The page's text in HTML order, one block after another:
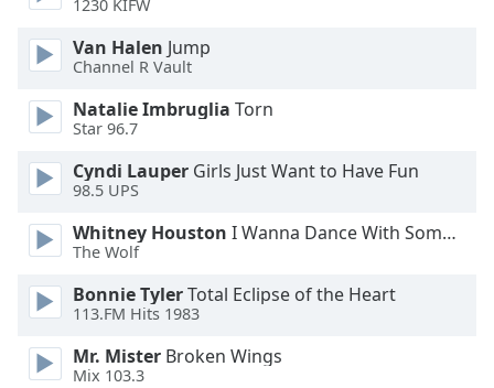
Text
Edge
Style
Font
Family
Reset
Close
Modal
1230 KIFW
Van Halen Jump
Channel R Vault
Natalie Imbruglia Torn
Star 96.7
Cyndi Lauper Girls Just Want to Have Fun
98.5 UPS
Whitney Houston I Wanna Dance With Somebody
The Wolf
Bonnie TylerTotal Eclipse of the Heart
113.FM Hits 1983
Mr. Mister Broken Wings
Mix 103.3